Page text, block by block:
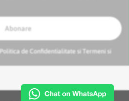
Abonare
Politica de Confidentialitate si
Termeni si